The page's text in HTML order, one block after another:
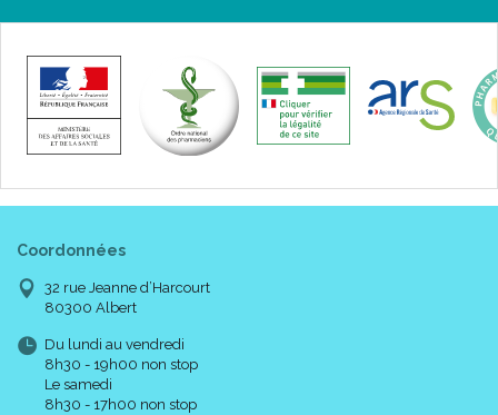
Coordonnées
32 rue Jeanne d’Harcourt
80300 Albert
Du lundi au vendredi
8h30 - 19h00 non stop
Le samedi
8h30 - 17h00 non stop